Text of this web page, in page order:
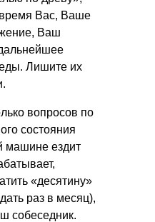
Вас, Ваше
Ваш
Лишите их
вопросов по
состояния
машине ездит
«десятину»
раз в месяц),
собеседник.